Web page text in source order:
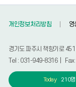
개인정보처리방침 영
경기도 파주시 책향기로
Tel : 031-949-8316 |
Today 210명